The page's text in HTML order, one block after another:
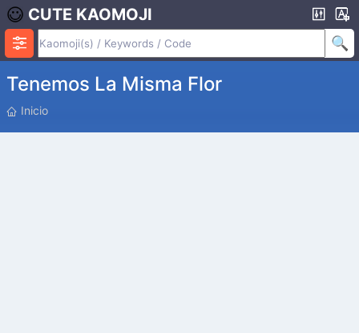
CUTE KAOMOJI
Tenemos La Misma Flor
P
O
Inicio